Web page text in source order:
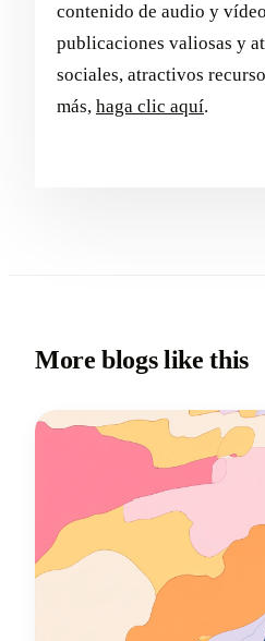
contenido de audio y
publicaciones valiosas y
sociales, atractivos
más, haga clic aquí.
More blogs like this